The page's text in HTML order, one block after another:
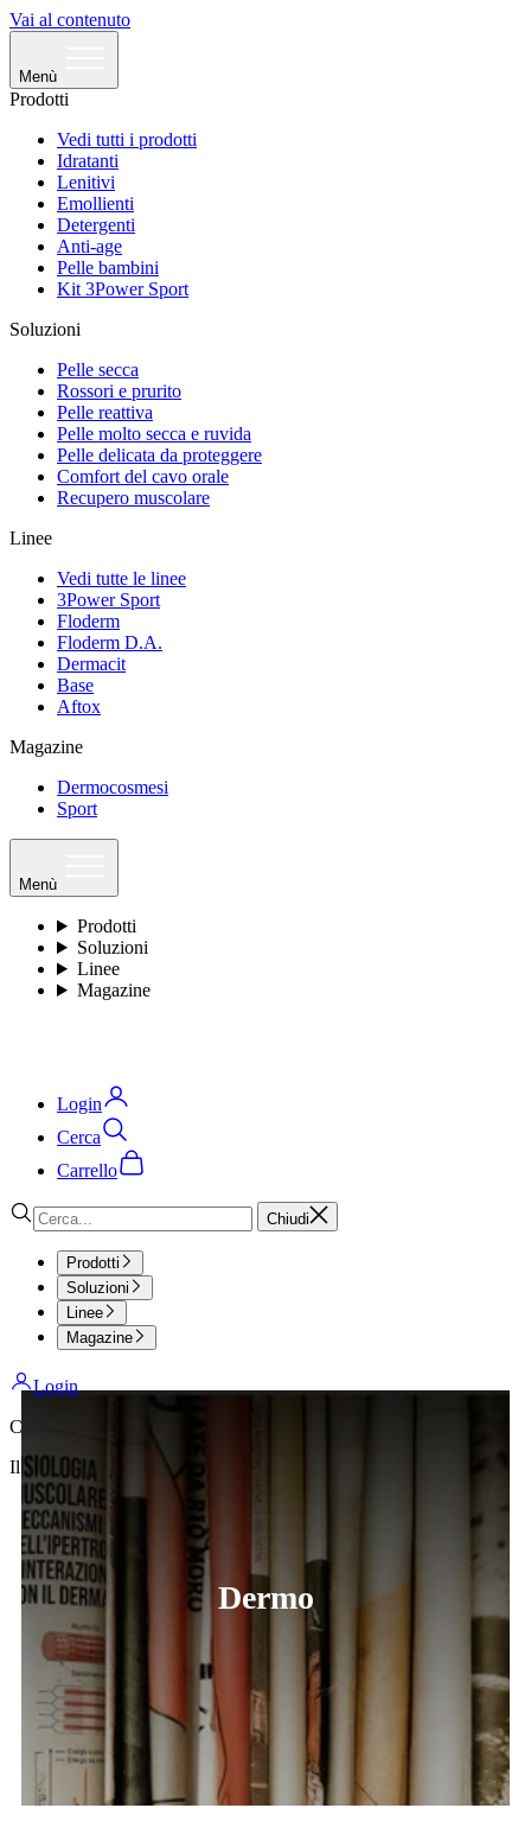
Vai al contenuto
Menù
Prodotti
Vedi tutti i prodotti
Idratanti
Lenitivi
Emollienti
Detergenti
Anti-age
Pelle bambini
Kit 3Power Sport
Soluzioni
Pelle secca
Rossori e prurito
Pelle reattiva
Pelle molto secca e ruvida
Pelle delicata da proteggere
Comfort del cavo orale
Recupero muscolare
Linee
Vedi tutte le linee
3Power Sport
Floderm
Floderm D.A.
Dermacit
Base
Aftox
Magazine
Dermocosmesi
Sport
Menù
Prodotti
Soluzioni
Linee
Magazine
Login
Cerca
Carrello
Chiudi
Prodotti
Soluzioni
Linee
Magazine
Login
Carrello
Il tuo carrello è vuoto
Dermo